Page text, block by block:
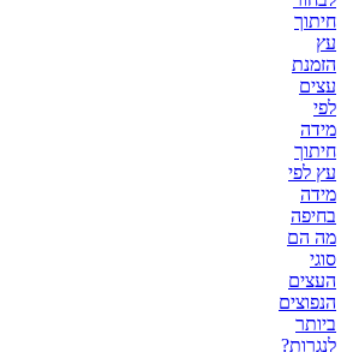
חיתוך
עץ
הזמנת
עצים
לפי
מידה
חיתוך
עץ לפי
מידה
בחיפה
מה הם
סוגי
העצים
הנפוצים
ביותר
לנגרות?